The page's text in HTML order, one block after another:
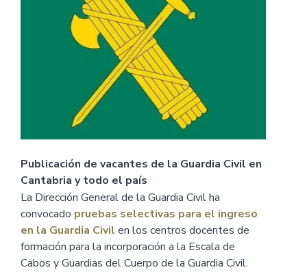
Publicación de vacantes de la Guardia Civil en
Cantabria y todo el país
La Dirección General de la Guardia Civil ha
convocado pruebas selectivas para el ingreso
en la Guardia Civil en los centros docentes de
formación para la incorporación a la Escala de
Cabos y Guardias del Cuerpo de la Guardia Civil.